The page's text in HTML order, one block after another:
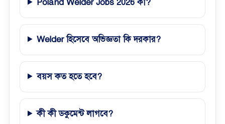
Welder হিসেবে অভিজ্ঞতা কি দরকার?
বয়স কত হতে হবে?
কী কী ডকুমেন্ট লাগবে?